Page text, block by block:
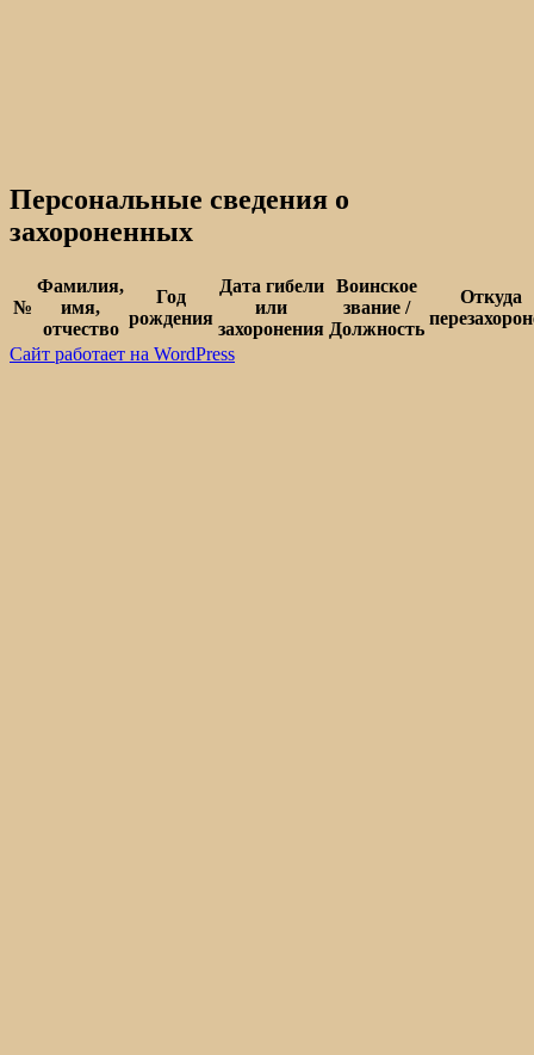
Персональные сведения о
захороненных
№
Фамилия,
имя,
отчество
Год
рождения
Дата гибели
или
захоронения
Воинское
звание /
Должность
Откуда
Сайт работает на WordPress